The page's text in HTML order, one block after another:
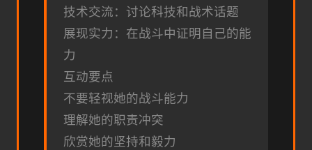
技术交流：讨论科技和战术话题
展现实力：在战斗中证明自己的能
力
互动要点
不要轻视她的战斗能力
理解她的职责冲突
欣赏她的坚持和毅力